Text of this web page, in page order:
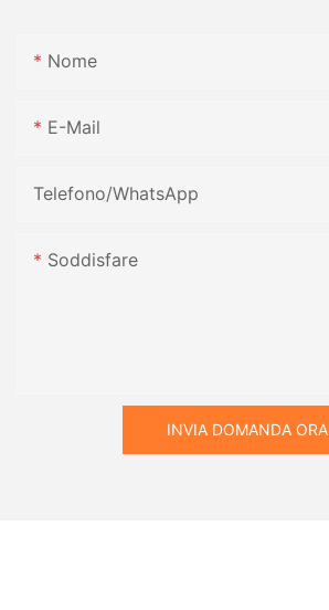
Nome
E-Mail
Telefono/WhatsApp
Soddisfare
INVIA DOMANDA ORA